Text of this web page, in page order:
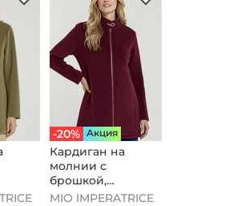
-20% Aкция
Кардиган на
молнии с
брошкой,
бордовый
MIO IMPERATRICE